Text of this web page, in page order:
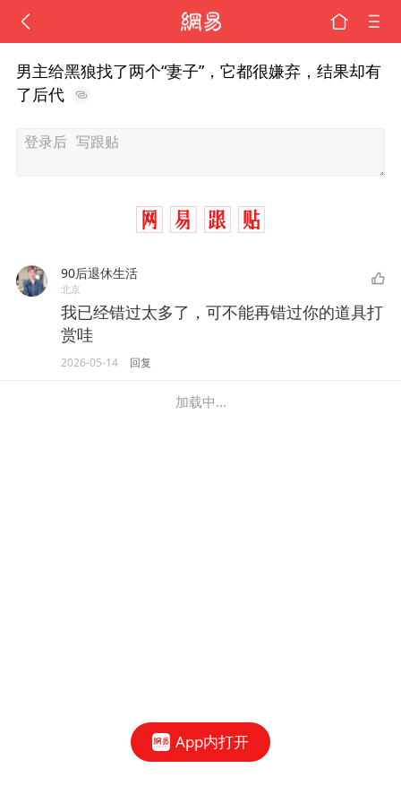
男主给黑狼找了两个“妻子”，它都很嫌弃，结果却有
了后代
90后退休生活
北京
我已经错过太多了，可不能再错过你的道具打
赏哇
2026-05-14 回复
加载中...
App内打开